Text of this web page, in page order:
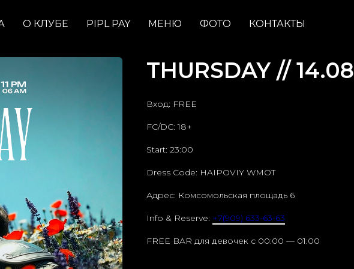
О КЛУБЕ PIPL PAY МЕНЮ ФОТО КОНТАКТЫ
THURSDAY // 14.08
Вход: FREE
FC/DC: 18+
Start: 23:00
Dress Code: HAIPOVIY WMOT
Адрес: Комсомольская площадь 6
Info & Reserve: +7(909) 633-63-63
FREE BAR для девочек c 00:00 — 01:00